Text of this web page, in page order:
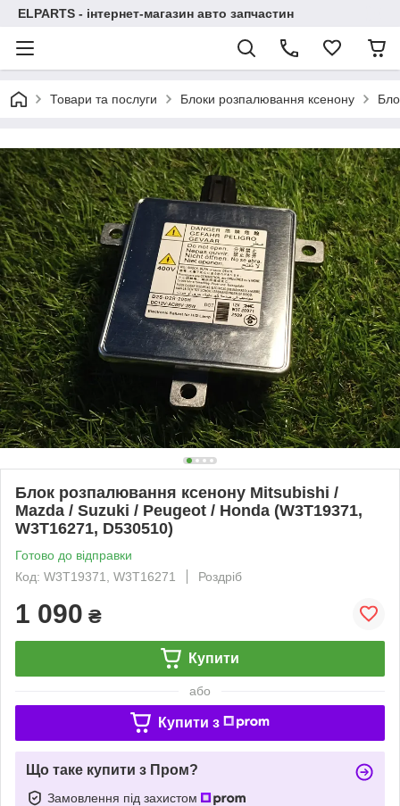
ELPARTS - інтернет-магазин авто запчастин
Товари та послуги Блоки розпалювання ксенону
Блок розпалювання ксенону Mitsubishi /
Mazda / Suzuki / Peugeot / Honda (W3T19371,
W3T16271, D530510)
Готово до відправки
Код: W3T19371, W3T16271
Роздріб
1 090 ₴
Купити
або
Купити з
Що таке купити з Пром?
Замовлення під захистом